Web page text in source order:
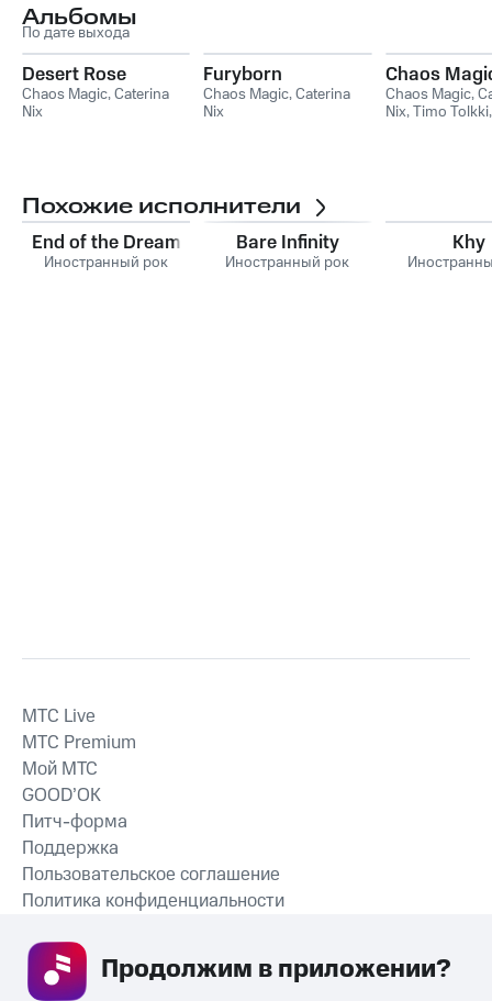
Альбомы
По дате выхода
Desert Rose
Chaos Magic,Caterina
Nix
Furyborn
Chaos Magic,Caterina
Nix
Chaos
Chaos Magic,
Nix,Timo Tolkki
Похожие исполнители
End of the Dream
Иностранный рок
Bare Infinity
Иностранный рок
Khy
СКАЧАТЬ ПРИЛОЖЕНИЕ
MTС Live
MTС Premium
Мой МТС
GOOD’OK
Питч-форма
Поддержка
Пользовательское соглашение
Политика конфиденциальности